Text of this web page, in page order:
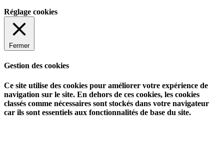
Réglage cookies
Fermer
Gestion des cookies
Ce site utilise des cookies pour améliorer votre expérience de
navigation sur le site. En dehors de ces cookies, les cookies
classés comme nécessaires sont stockés dans votre navigateur
car ils sont essentiels aux fonctionnalités de base du site.